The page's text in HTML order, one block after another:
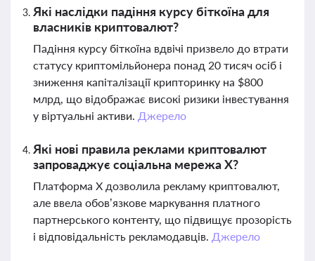
Які наслідки падіння курсу біткоїна для
власників криптовалют?
Падіння курсу біткоїна вдвічі призвело до втрати
статусу криптомільйонера понад 20 тисяч осіб і
зниження капіталізації крипторинку на $800
млрд, що відображає високі ризики інвестування
у віртуальні активи. Джерело
Які нові правила реклами криптовалют
запроваджує соціальна мережа X?
Платформа X дозволила рекламу криптовалют,
але ввела обов’язкове маркування платного
партнерського контенту, що підвищує прозорість
і відповідальність рекламодавців. Джерело